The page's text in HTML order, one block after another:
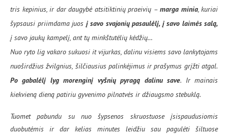
tris kepinius, ir dar daugybė atsitiktinių praeivių – marga minia, kuriai
šypsausi priimdama juos į savo svajonių pasaulėlį, į savo laimės salą,
į savo jaukų kampelį, ant tų minkštutėlių kėdžių…
Nuo ryto lig vakaro sukuosi it vijurkas, dalinu visiems savo lankytojams
nuoširdžius žvilgnius, šilčiausius palinkėjimus ir prašymus grįžti atgal.
Po gabalėlį lyg morenginį vyšnių pyragą dalinu save. Ir mainais
kiekvieną dieną patiriu gyvenimo pilnatvės ir džiaugsmo stebuklą.
Tuomet pabundu su nuo šypsenos skruostuose įsispaudusiomis
duobutėmis ir dar kelias minutes leidžiu sau pagulėti šiltuose